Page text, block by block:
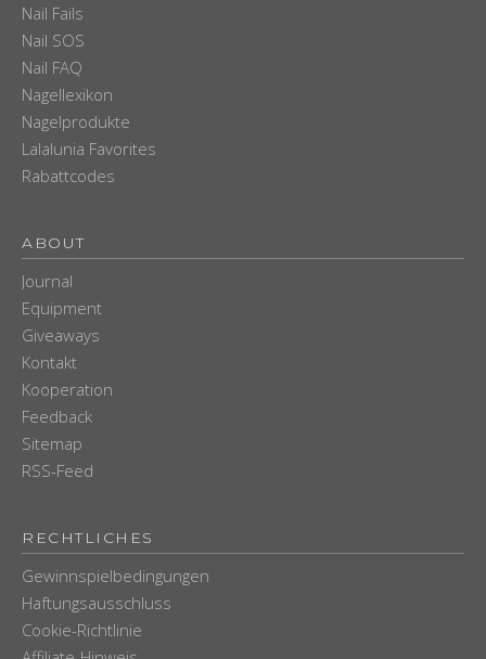
Nail Fails
Nail SOS
Nail FAQ
Nagellexikon
Nagelprodukte
Lalalunia Favorites
Rabattcodes
ABOUT
Journal
Equipment
Giveaways
Kontakt
Kooperation
Feedback
Sitemap
RSS-Feed
RECHTLICHES
Gewinnspielbedingungen
Haftungsausschluss
Cookie-Richtlinie